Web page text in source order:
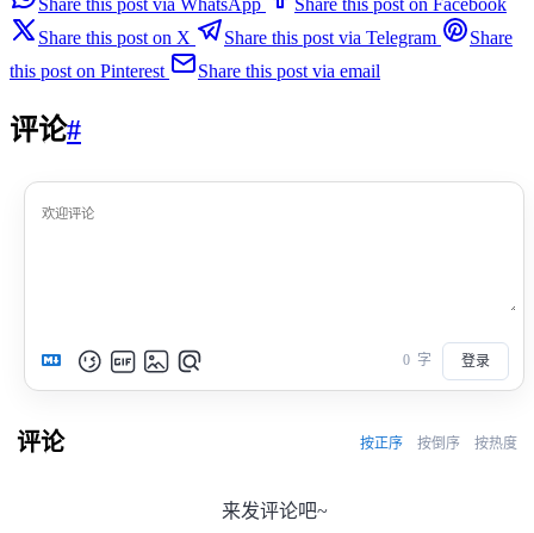
Share this post via WhatsApp
Share this post on Facebook
Share this post on X
Share this post via Telegram
Share
this post on Pinterest
Share this post via email
评论#
0 字 登录
评论 按正序 按倒序 按热度
来发评论吧~